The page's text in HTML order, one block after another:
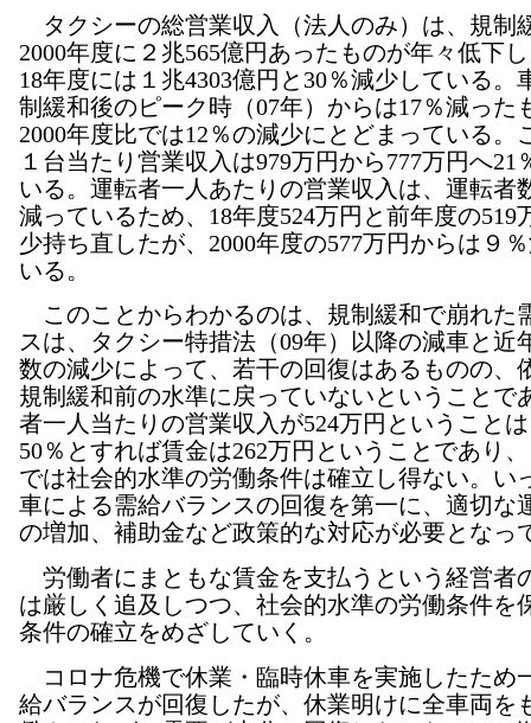
タクシーの総営業収入（法人のみ）は、規制
2000年度に２兆565億円あったものが年々低下
18年度には１兆4303億円と30％減少している。
制緩和後のピーク時（07年）からは17％減った
2000年度比では12％の減少にとどまっている。
１台当たり営業収入は979万円から777万円へ21
いる。運転者一人あたりの営業収入は、運転者
減っているため、18年度524万円と前年度の519
少持ち直したが、2000年度の577万円からは９
いる。
このことからわかるのは、規制緩和で崩れた
スは、タクシー特措法（09年）以降の減車と近
数の減少によって、若干の回復はあるものの、
規制緩和前の水準に戻っていないということで
者一人当たりの営業収入が524万円ということ
50％とすれば賃金は262万円ということであり
では社会的水準の労働条件は確立し得ない。い
車による需給バランスの回復を第一に、適切な
の増加、補助金など政策的な対応が必要となっ
労働者にまともな賃金を支払うという経営者
は厳しく追及しつつ、社会的水準の労働条件を
条件の確立をめざしていく。
コロナ危機で休業・臨時休車を実施したため
給バランスが回復したが、休業明けに全車両を